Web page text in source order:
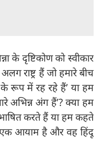
के दृष्टिकोण को स्वीकार
राष्ट्र हैं जो हमारे बीच
रूप में रह रहे हैं’ या हम
अभिन्न अंग हैं’? क्या हम
करते हैं या हम कहते
एक आयाम है और वह हिंदू